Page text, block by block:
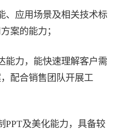
、应用场景及相关技术标
案的能力；
能力，能快速理解客户需
配合销售团队开展工
PPT及美化能力，具备较